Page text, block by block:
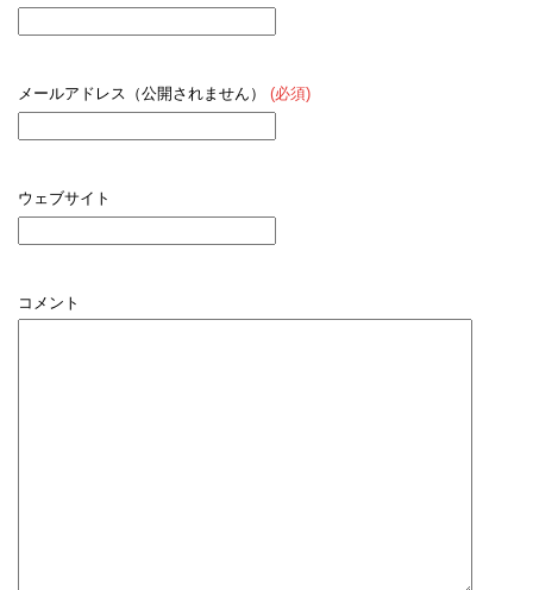
メールアドレス（公開されません） (必須)
ウェブサイト
コメント